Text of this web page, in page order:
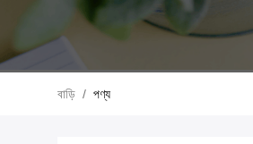
বাড়ি / পণ্য